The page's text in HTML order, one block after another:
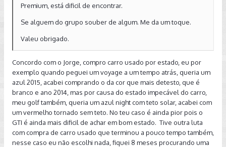
Premium, está dificil de encontrar.
Se alguem do grupo souber de algum. Me da um toque.
Valeu obrigado.
Concordo com o Jorge, compro carro usado por estado, eu por
exemplo quando peguei um voyage a um tempo atrás, queria um
azul 2015, acabei comprando o da cor que mais detesto, que é
branco e ano 2014, mas por causa do estado impecável do carro,
meu golf também, queria um azul night com teto solar, acabei com
um vermelho tornado sem teto. No teu caso é ainda pior pois o
GTI é ainda mais dificil de achar em bom estado. Tive outra luta
com compra de carro usado que terminou a pouco tempo também,
nesse caso eu não escolhi nada, fiquei 8 meses procurando uma